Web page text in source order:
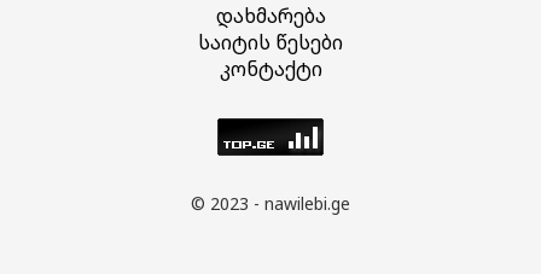
დახმარება
საიტის წესები
კონტაქტი
© 2023 - nawilebi.ge